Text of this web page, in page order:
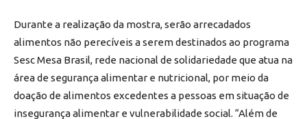
Durante a realização da mostra, serão arrecadados
alimentos não perecíveis a serem destinados ao programa
Sesc Mesa Brasil, rede nacional de solidariedade que atua na
área de segurança alimentar e nutricional, por meio da
doação de alimentos excedentes a pessoas em situação de
insegurança alimentar e vulnerabilidade social. “Além de